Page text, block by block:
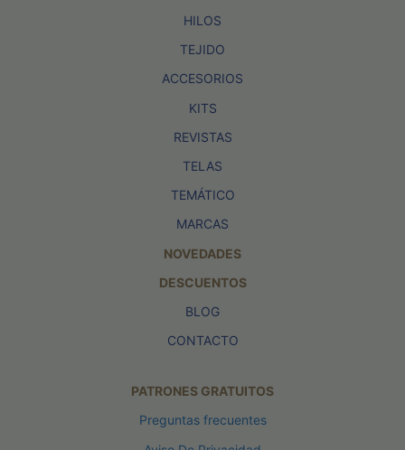
HILOS
TEJIDO
ACCESORIOS
KITS
REVISTAS
TELAS
TEMÁTICO
MARCAS
NOVEDADES
DESCUENTOS
BLOG
CONTACTO
PATRONES GRATUITOS
Preguntas frecuentes